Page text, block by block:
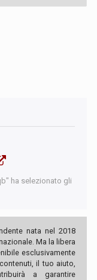
ha selezionato gli
nata nel 2018
Ma la libera
esclusivamente
il tuo aiuto,
a garantire